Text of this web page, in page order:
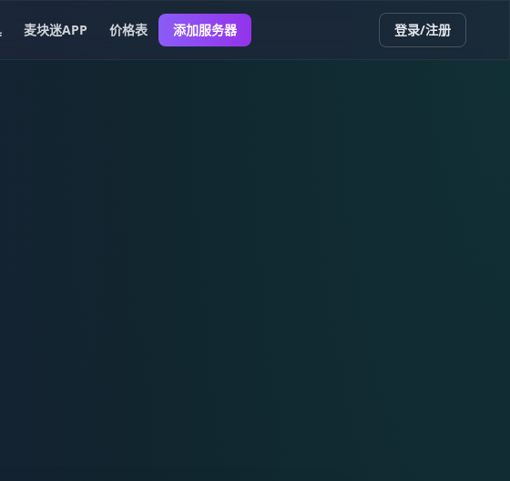
麦块迷APP 价格表 添加服务器 登录/注册